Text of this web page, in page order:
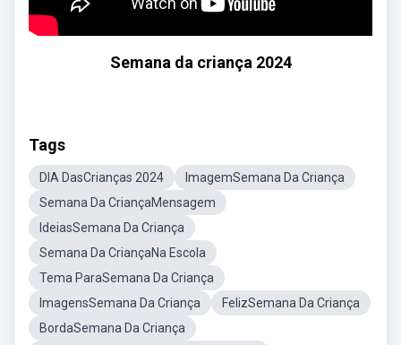
Semana da criança 2024
Tags
DIA DasCrianças 2024
ImagemSemana Da Criança
Semana Da CriançaMensagem
IdeiasSemana Da Criança
Semana Da CriançaNa Escola
Tema ParaSemana Da Criança
ImagensSemana Da Criança
FelizSemana Da Criança
BordaSemana Da Criança